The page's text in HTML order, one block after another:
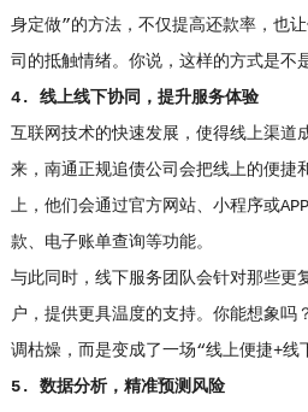
身定做”的方法，不仅提高还款率，也
司的抵触情绪。你说，这样的方式是不
4. 线上线下协同，提升服务体验
互联网技术的快速发展，使得线上渠道
来，南通正规追债公司会把线上的便捷
上，他们会通过官方网站、小程序或
款、电子账单查询等功能。
与此同时，线下服务团队会针对那些更
户，提供更具温度的支持。你能想象吗
调枯燥，而是变成了一场“线上便捷+线
5. 数据分析，精准预测风险